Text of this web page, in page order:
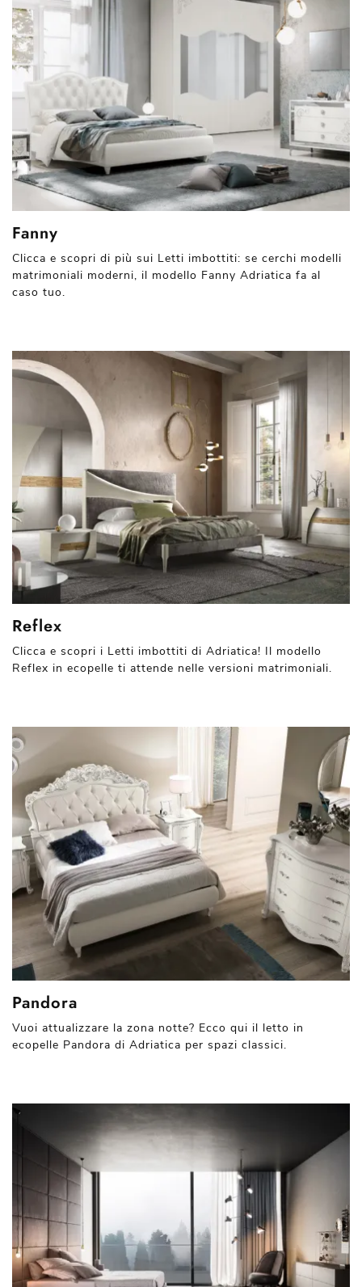
Fanny
Clicca e scopri di più sui Letti imbottiti: se cerchi modelli
matrimoniali moderni, il modello Fanny Adriatica fa al
caso tuo.
Reflex
Clicca e scopri i Letti imbottiti di Adriatica! Il modello
Reflex in ecopelle ti attende nelle versioni matrimoniali.
Pandora
Vuoi attualizzare la zona notte? Ecco qui il letto in
ecopelle Pandora di Adriatica per spazi classici.